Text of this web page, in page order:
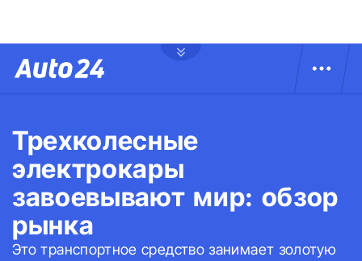
Трехколесные
электрокары
завоевывают мир: обзор
рынка
Это транспортное средство занимает золотую